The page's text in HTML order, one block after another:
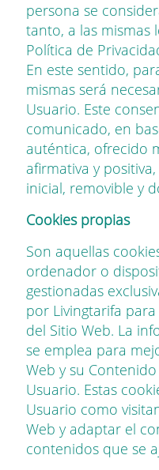
persona se
tanto, a las mismas
Política de
En este sentido,
mismas será
Usuario. Este
comunicado, en
auténtica, ofrecido
afirmativa y
inicial, removible y
Cookies propias
Son aquellas
ordenador o
gestionadas
por Livingtarifa
del Sitio Web. La
se emplea para
Web y su
Usuario. Estas
Usuario como
Web y adaptar el
contenidos que se